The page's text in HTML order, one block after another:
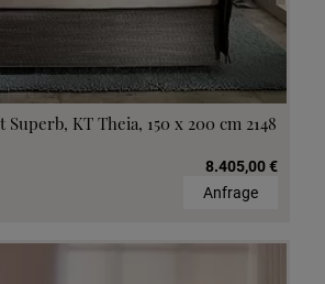
KT Theia, 150 x 200 cm 2148
8.405,00 €
Anfrage